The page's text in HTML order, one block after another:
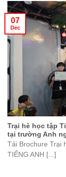
Trại hè học tập
tại trường Anh
Tải Brochure Trại
TIẾNG ANH [...]
07
Dec